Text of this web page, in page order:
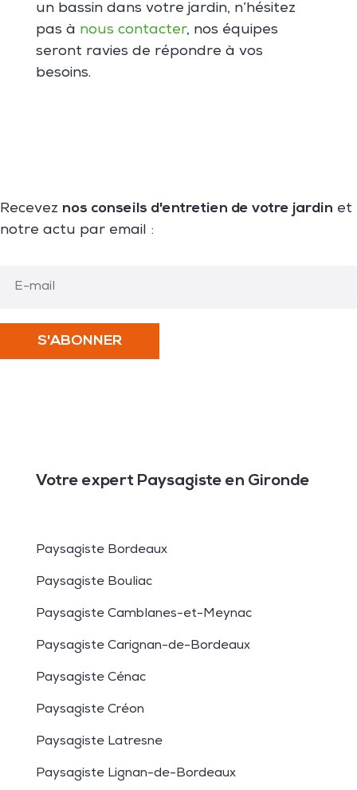
un bassin dans votre jardin, n’hésitez
pas à nous contacter, nos équipes
seront ravies de répondre à vos
besoins.
Recevez nos conseils d'entretien de votre jardin et
notre actu par email :
S'ABONNER
Votre expert Paysagiste en Gironde
Paysagiste Bordeaux
Paysagiste Bouliac
Paysagiste Camblanes-et-Meynac
Paysagiste Carignan-de-Bordeaux
Paysagiste Cénac
Paysagiste Créon
Paysagiste Latresne
Paysagiste Lignan-de-Bordeaux